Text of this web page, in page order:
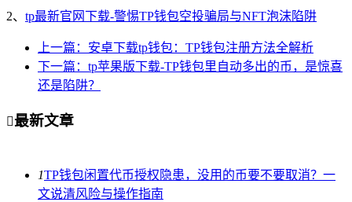
2、 tp最新官网下载-警惕TP钱包空投骗局与NFT泡沫陷阱
上一篇：安卓下载tp钱包：TP钱包注册方法全解析
下一篇：tp苹果版下载-TP钱包里自动多出的币，是惊喜
还是陷阱？
最新文章
1TP钱包闲置代币授权隐患，没用的币要不要取消？一
文说清风险与操作指南